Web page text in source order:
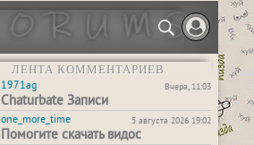
ЛЕНТА КОММЕНТАРИЕВ
1971ag
Вчера, 11:03
Chaturbate Записи
one_more_time 5 августа 2026 19:02
Помогите скачать видос